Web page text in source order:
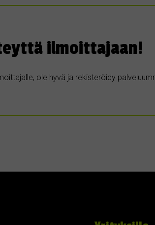
ilmoittajaan!
ole hyvä ja rekisteröidy